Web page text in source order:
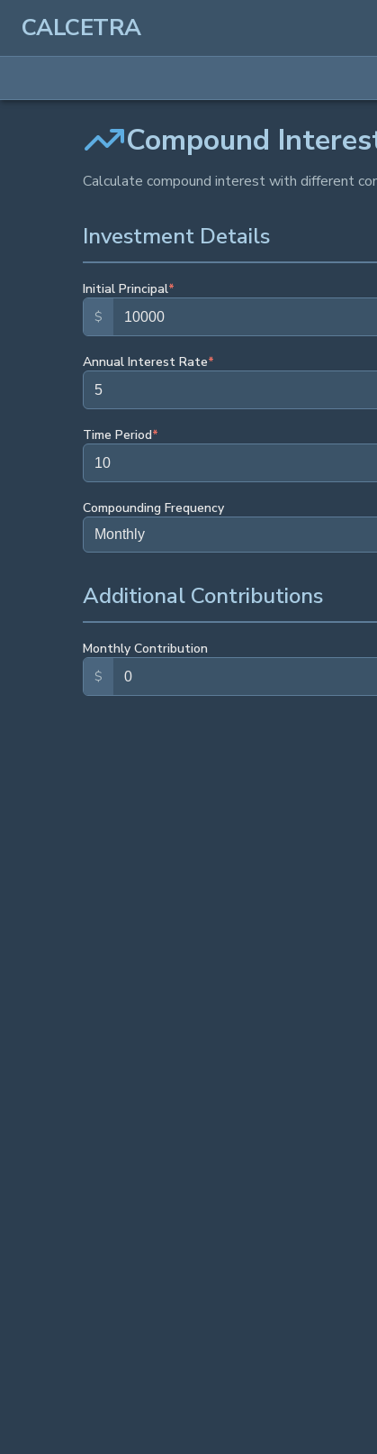
CALCETRA
Compound
Calculate compound interest with different
Investment Details
Initial Principal*
$
Annual Interest Rate*
Time Period*
Compounding Frequency
Additional Contributions
Monthly Contribution
$